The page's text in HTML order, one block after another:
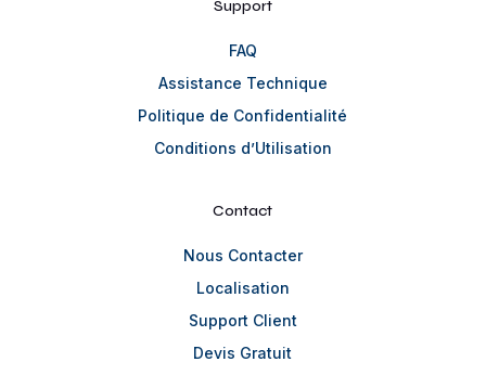
Support
FAQ
Assistance Technique
Politique de Confidentialité
Conditions d’Utilisation
Contact
Nous Contacter
Localisation
Support Client
Devis Gratuit